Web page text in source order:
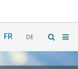
FR DE